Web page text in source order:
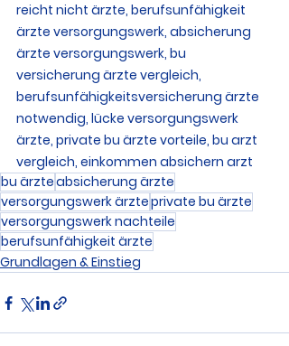
reicht nicht ärzte, berufsunfähigkeit
ärzte versorgungswerk, absicherung
ärzte versorgungswerk, bu
versicherung ärzte vergleich,
berufsunfähigkeitsversicherung ärzte
notwendig, lücke versorgungswerk
ärzte, private bu ärzte vorteile, bu arzt
vergleich, einkommen absichern arzt
bu ärzteabsicherung ärzte
versorgungswerk ärzteprivate bu ärzte
versorgungswerk nachteile
berufsunfähigkeit ärzte
Grundlagen & Einstieg